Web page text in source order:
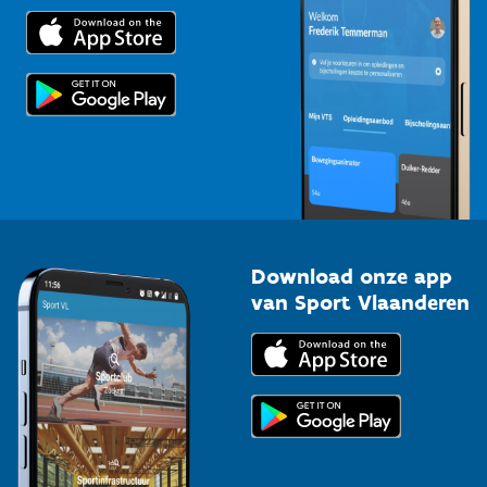
Trainers en begeleiders
Topsporters
Voor de pers
Download onze app
van Sport Vlaanderen